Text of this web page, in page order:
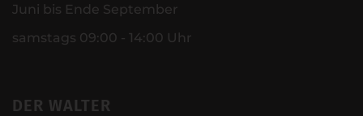
Juni bis Ende September
samstags 09:00 - 14:00 Uhr
DER WALTER